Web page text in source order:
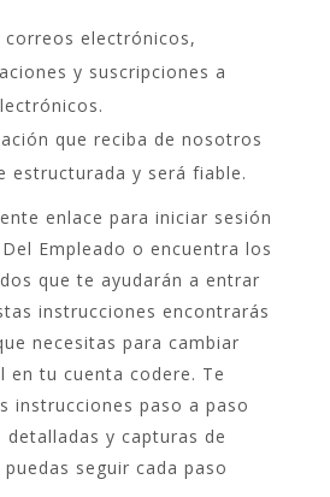
correos electrónicos,
y suscripciones a
que reciba de nosotros
estructurada y será fiable.
enlace para iniciar sesión
Empleado o encuentra los
que te ayudarán a entrar
instrucciones encontrarás
necesitas para cambiar
en tu cuenta codere. Te
instrucciones paso a paso
detalladas y capturas de
seguir cada paso